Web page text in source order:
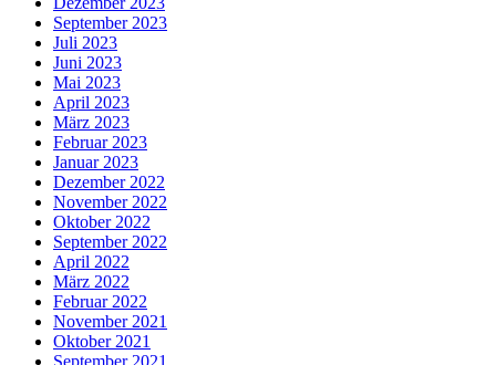
September 2023
Juli 2023
Juni 2023
Mai 2023
April 2023
März 2023
Februar 2023
Januar 2023
Dezember 2022
November 2022
Oktober 2022
September 2022
April 2022
März 2022
Februar 2022
November 2021
Oktober 2021
September 2021